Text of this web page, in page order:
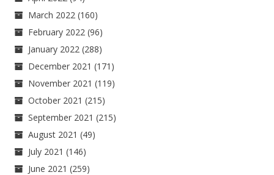
March 2022 (160)
February 2022 (96)
January 2022 (288)
December 2021 (171)
November 2021 (119)
October 2021 (215)
September 2021 (215)
August 2021 (49)
July 2021 (146)
June 2021 (259)